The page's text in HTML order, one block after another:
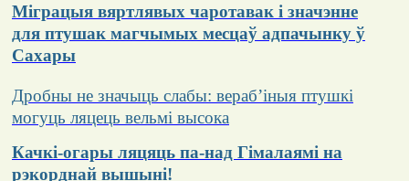
Міграцыя вяртлявых чаротавак і значэнне
для птушак магчымых месцаў адпачынку ў
Сахары
Дробны не значыць слабы: вераб’іныя птушкі
могуць ляцець вельмі высока
Качкі-огары ляцяць па-над Гімалаямі на
рэкорднай вышыні!